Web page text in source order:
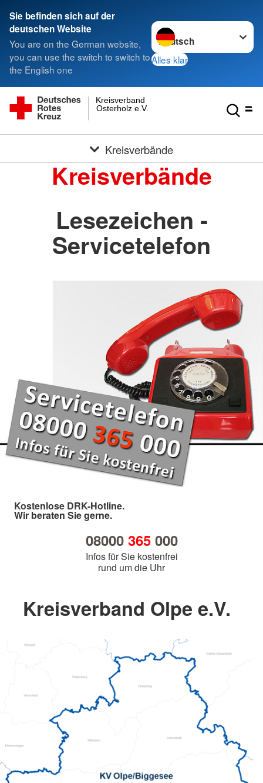
Sie befinden sich auf der
deutschen Website
You are on the German website,
you can use the switch to switch to
the English one
Sprache wechseln zu
Alles klar
Osterholz e.V.
Kreisverband
Kreisverbände
Kreisverbände
Lesezeichen -
Servicetelefon
Kostenlose DRK-Hotline.
Wir beraten Sie gerne.
08000 365000
Infos für Sie kostenfrei
rund um die Uhr
Kreisverband Olpe e.V.